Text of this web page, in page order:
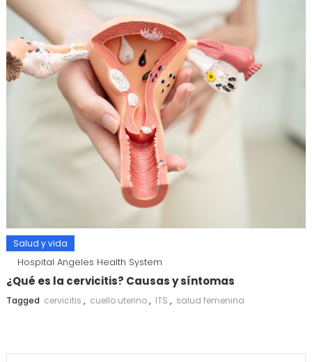
Salud y vida
Hospital Angeles Health System
¿Qué es la cervicitis? Causas y síntomas
Tagged cervicitis , cuello uterino, ITS , salud femenina